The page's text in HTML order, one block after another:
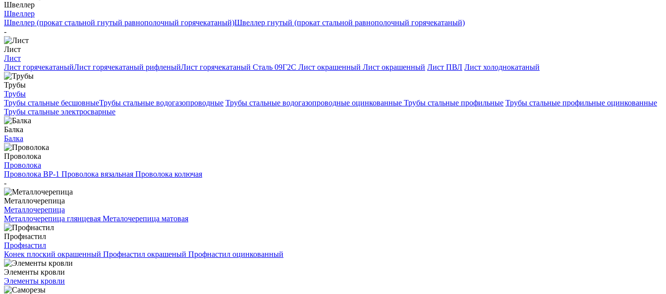
Швеллер
Швеллер
Швеллер (прокат стальной гнутый равнополочный горячекатаный)Швеллер гнутый (прокат стальной равнополочный горячекатаный)
-
Лист
Лист
Лист горячекатаныйЛист горячекатаный рифленыйЛист горячекатаный Сталь 09Г2С Лист окрашенный Лист окрашенный Лист ПВЛ Лист холоднокатаный
Трубы
Трубы
Трубы стальные бесшовныеТрубы стальные водогазопроводные Трубы стальные водогазопроводные оцинкованные Трубы стальные профильные Трубы стальные профильные оцинкованные
Трубы стальные электросварные
Балка
Балка
Проволока
Проволока
Проволока ВР-1 Проволока вязальная Проволока колючая
-
Металлочерепица
Металлочерепица
Металлочерепица глянцевая Металочерепица матовая
Профнастил
Профнастил
Конек плоский окрашенный Профнастил окрашеный Профнастил оцинкованный
Элементы кровли
Элементы кровли